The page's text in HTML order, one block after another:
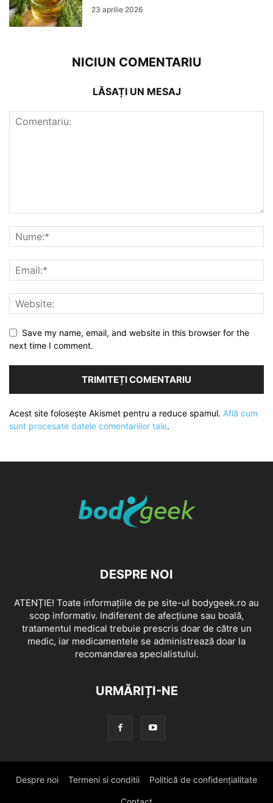
23 aprilie 2026
NICIUN COMENTARIU
LĂSAȚI UN MESAJ
Save my name, email, and website in this browser for the
next time I comment.
Acest site folosește Akismet pentru a reduce spamul. Află cum
sunt procesate datele comentariilor tale.
DESPRE NOI
ATENȚIE! Toate informațiile de pe site-ul bodygeek.ro au
scop informativ. Indiferent de afecțiune sau boală,
tratamentul medical trebuie prescris doar de către un
medic, iar medicamentele se administrează doar la
recomandarea specialistului.
URMĂRIȚI-NE
Despre noi Termeni si conditii Politică de confidențialitate